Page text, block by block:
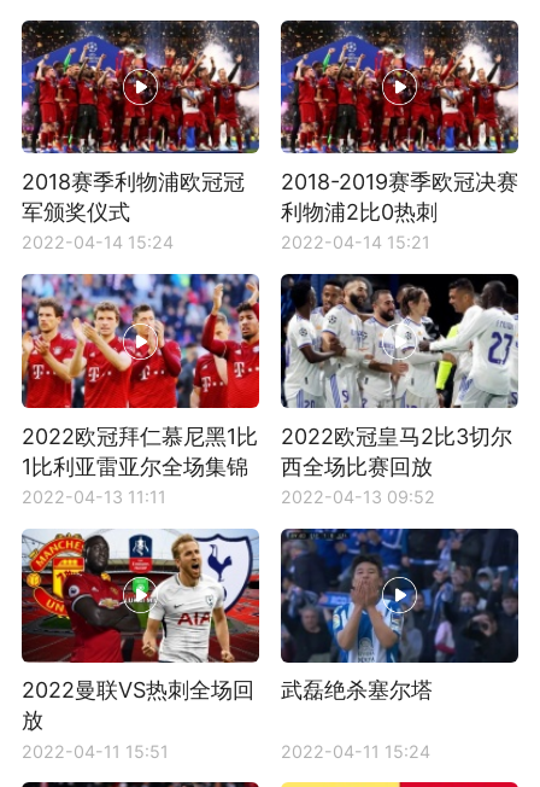
2018赛季利物浦欧冠冠
军颁奖仪式
2022-04-14 15:24
2018-2019赛季欧冠决赛
利物浦2比0热刺
2022-04-14 15:21
2022欧冠拜仁慕尼黑1比
1比利亚雷亚尔全场集锦
2022-04-13 11:11
2022欧冠皇马2比3切尔
西全场比赛回放
2022-04-13 09:52
2022曼联VS热刺全场回
放
2022-04-11 15:51
武磊绝杀塞尔塔
2022-04-11 15:24